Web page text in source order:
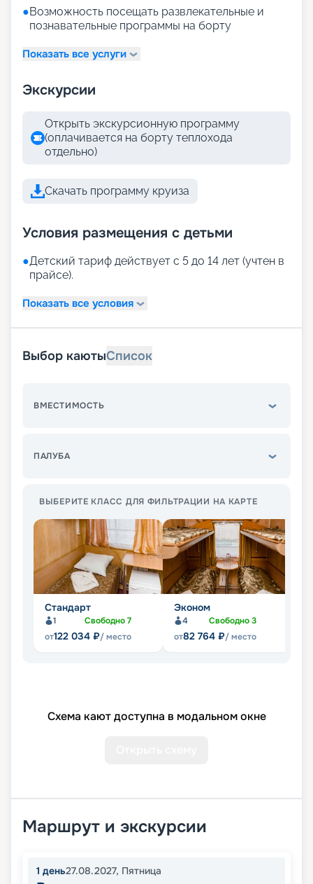
●Возможность посещать развлекательные и
познавательные программы на борту
Показать все услуги
Экскурсии
Открыть экскурсионную программу
(оплачивается на борту теплохода
отдельно)
Скачать программу круиза
Условия размещения с детьми
●Детский тариф действует с 5 до 14 лет (учтен в
прайсе).
Показать все условия
Выбор каютыСписок
ВМЕСТИМОСТЬ
ПАЛУБА
ВЫБЕРИТЕ КЛАСС ДЛЯ ФИЛЬТРАЦИИ НА КАРТЕ
Стандарт
1 Свободно7
от122 034 ₽/ место
Эконом
4 Свободно3
от82 764 ₽/ место
Схема кают доступна в модальном окне
Маршрут и экскурсии
1 день27.08.2027, Пятница